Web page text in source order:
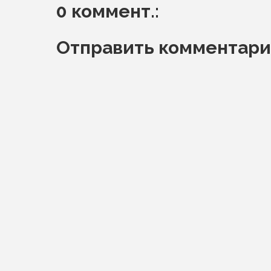
0 коммент.:
Отправить